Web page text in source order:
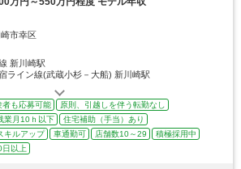
市幸区
新川崎駅
ライン線(武蔵小杉－大船) 新川崎駅
者も応募可能
原則、引越しを伴う転勤なし
業月10ｈ以下
住宅補助（手当）あり
キルアップ 車通勤可 店舗数10～29
積極採用中
日以上